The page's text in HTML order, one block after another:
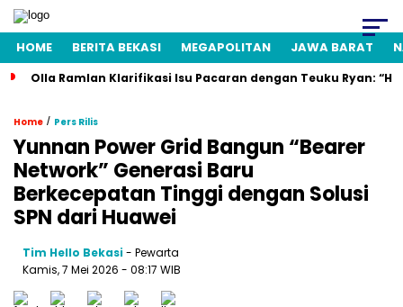
HOME BERITA BEKASI MEGAPOLITAN JAWA BARAT
Olla Ramlan Klarifikasi Isu Pacaran dengan Teuku Ryan:
Home / Pers Rilis
Yunnan Power Grid Bangun “Bearer
Network” Generasi Baru
Berkecepatan Tinggi dengan Solusi
SPN dari Huawei
Tim Hello Bekasi- Pewarta
Kamis, 7 Mei 2026 - 08:17 WIB